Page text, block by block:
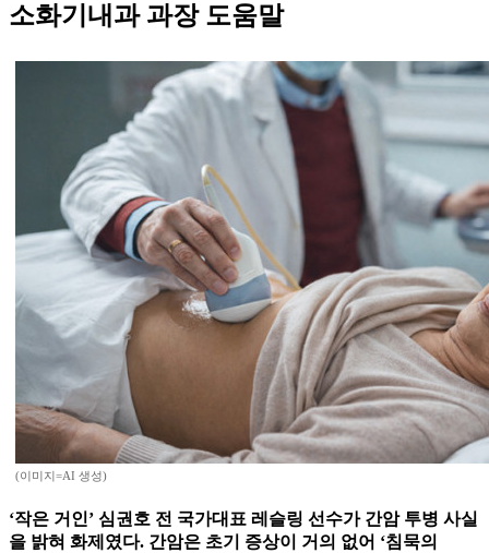
소화기내과 과장 도움말
(이미지=AI 생성)
‘작은 거인’ 심권호 전 국가대표 레슬링 선수가 간암 투병 사실
을 밝혀 화제였다. 간암은 초기 증상이 거의 없어 ‘침묵의